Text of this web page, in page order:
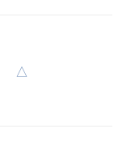
△